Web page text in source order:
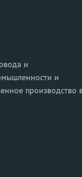
и
и
производство